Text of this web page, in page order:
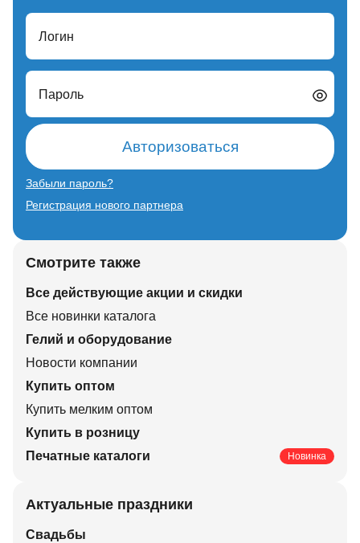
Логин
Пароль
Авторизоваться
Забыли пароль?
Регистрация нового партнера
Смотрите также
Все действующие акции и скидки
Все новинки каталога
Гелий и оборудование
Новости компании
Купить оптом
Купить мелким оптом
Купить в розницу
Печатные каталоги
Новинка
Актуальные праздники
Свадьбы